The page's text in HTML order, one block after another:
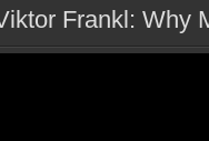
Frankl: Why